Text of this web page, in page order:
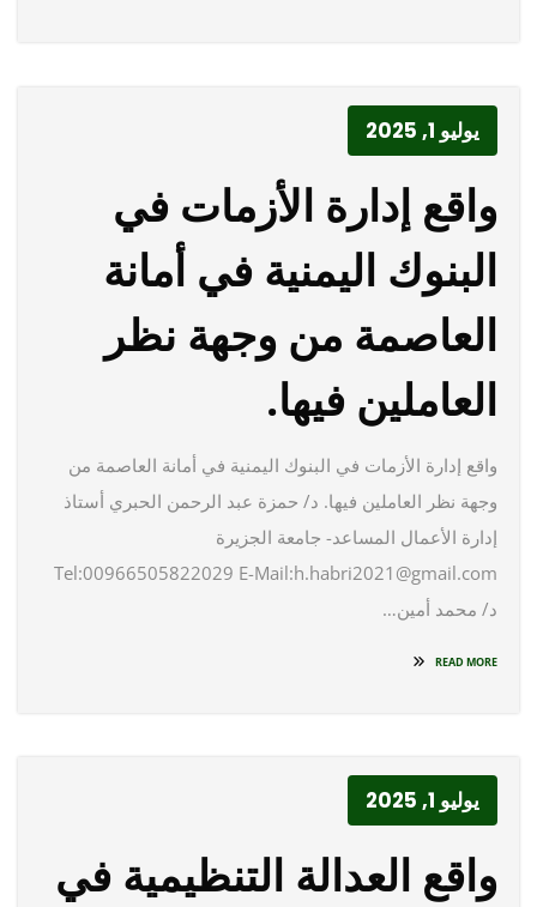
يوليو 1, 2025
واقع إدارة الأزمات في
البنوك اليمنية في أمانة
العاصمة من وجهة نظر
العاملين فيها.
واقع إدارة الأزمات في البنوك اليمنية في أمانة العاصمة من
وجهة نظر العاملين فيها. د/ حمزة عبد الرحمن الحبري أستاذ
إدارة الأعمال المساعد- جامعة الجزيرة
Tel:00966505822029 E-Mail:h.habri2021@gmail.com
د/ محمد أمين…
READ MORE
يوليو 1, 2025
واقع العدالة التنظيمية في